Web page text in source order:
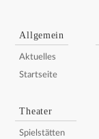
Allgemein
Aktuelles
Startseite
Theater
Spielstätten